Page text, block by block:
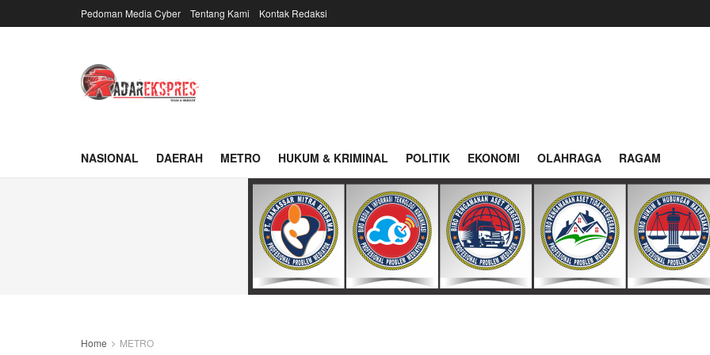
Pedoman Media Cyber Tentang Kami Kontak Redaksi
NASIONAL DAERAH METRO HUKUM & KRIMINAL POLITIK EKONOMI OLAHRAGA RAGAM
Home METRO